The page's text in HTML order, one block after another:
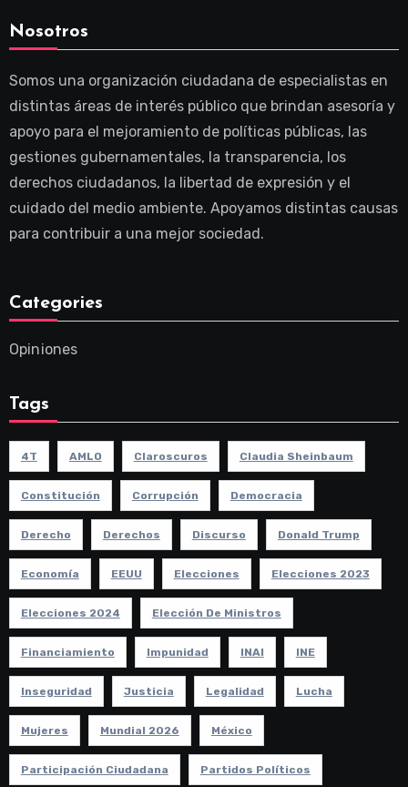
Nosotros
Somos una organización ciudadana de especialistas en
distintas áreas de interés público que brindan asesoría y
apoyo para el mejoramiento de políticas públicas, las
gestiones gubernamentales, la transparencia, los
derechos ciudadanos, la libertad de expresión y el
cuidado del medio ambiente. Apoyamos distintas causas
para contribuir a una mejor sociedad.
Categories
Opiniones
Tags
4T AMLO Claroscuros Claudia Sheinbaum
Constitución Corrupción Democracia
Derecho Derechos Discurso Donald Trump
Economía EEUU Elecciones Elecciones 2023
Elecciones 2024 Elección De Ministros
Financiamiento Impunidad INAI INE
Inseguridad Justicia Legalidad Lucha
Mujeres Mundial 2026 México
Participación Ciudadana Partidos Políticos